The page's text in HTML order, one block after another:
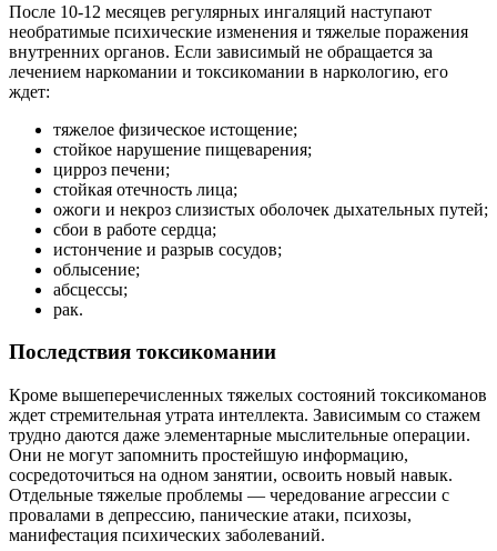
После 10-12 месяцев регулярных ингаляций наступают
необратимые психические изменения и тяжелые поражения
внутренних органов. Если зависимый не обращается за
лечением наркомании и токсикомании в наркологию, его
ждет:
тяжелое физическое истощение;
стойкое нарушение пищеварения;
цирроз печени;
стойкая отечность лица;
ожоги и некроз слизистых оболочек дыхательных путей;
сбои в работе сердца;
истончение и разрыв сосудов;
облысение;
абсцессы;
рак.
Последствия токсикомании
Кроме вышеперечисленных тяжелых состояний токсикоманов
ждет стремительная утрата интеллекта. Зависимым со стажем
трудно даются даже элементарные мыслительные операции.
Они не могут запомнить простейшую информацию,
сосредоточиться на одном занятии, освоить новый навык.
Отдельные тяжелые проблемы — чередование агрессии с
провалами в депрессию, панические атаки, психозы,
манифестация психических заболеваний.